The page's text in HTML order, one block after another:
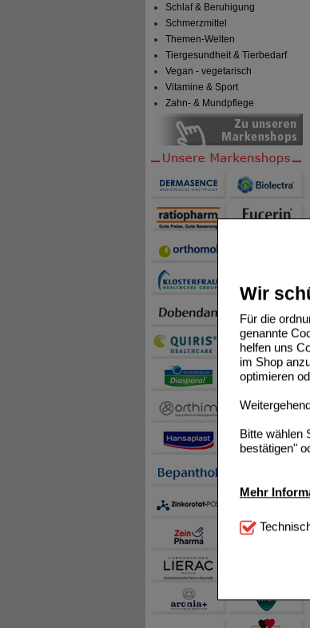
Wir
Für die
genannte
helfen uns
im Shop
optimieren
Bitte wählen
bestätigen"
Mehr
Technisch
notwendig
Inhalte
Schlaf & Beruhigung
Schmerzmittel
Themen-Welten
Tiergesundheit & Tierbedarf
Vegan - vegetarisch
Vitamine & Sport
Zahn- & Mundpflege